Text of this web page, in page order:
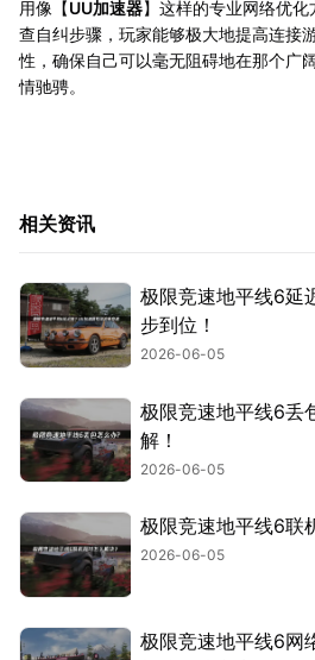
用像【UU加速器】这样的专业网络优
查自纠步骤，玩家能够极大地提高连接
性，确保自己可以毫无阻碍地在那个广
情驰骋。
相关资讯
极限竞速地平线6延
步到位！
2026-06-05
极限竞速地平线6丢
解！
2026-06-05
极限竞速地平线6联
2026-06-05
极限竞速地平线6网